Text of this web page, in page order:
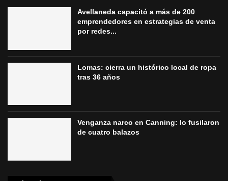
Avellaneda capacitó a más de 200
emprendedores en estrategias de venta
por redes...
Lomas: cierra un histórico local de ropa
tras 36 años
Venganza narco en Canning: lo fusilaron
de cuatro balazos